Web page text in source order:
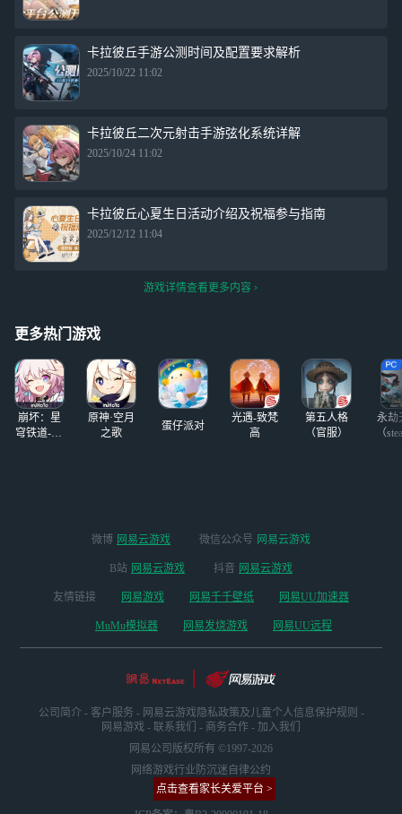
卡拉彼丘手游公测时间及配置要求解析
2025/10/22 11:02
卡拉彼丘二次元射击手游弦化系统详解
2025/10/24 11:02
卡拉彼丘心夏生日活动介绍及祝福参与指南
2025/12/12 11:04
游戏详情查看更多内容
更多热门游戏
崩坏：星
穹铁道-4.4
原神·空月
之歌
蛋仔派对
光遇-致梵
高
第五人格
（官服）
永劫
（
微博 网易云游戏 微信公众号 网易云游戏
B站 网易云游戏 抖音 网易云游戏
友情链接 网易游戏 网易千千壁纸 网易UU加速器
MuMu模拟器 网易发烧游戏 网易UU远程
公司简介 - 客户服务 - 网易云游戏隐私政策及儿童个人信息保护规则 -
网易游戏 - 联系我们 - 商务合作 - 加入我们
网易公司版权所有 ©1997-2026
网络游戏行业防沉迷自律公约
点击查看家长关爱平台 >